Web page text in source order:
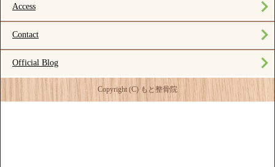
Access
Contact
Official Blog
Copyright (C) もと整骨院